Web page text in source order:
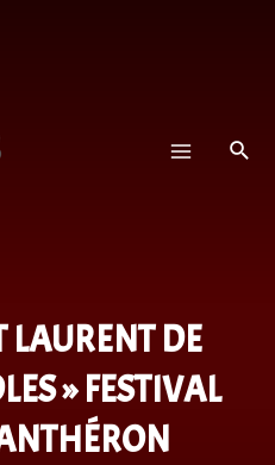
LAURENT DE
» FESTIVAL